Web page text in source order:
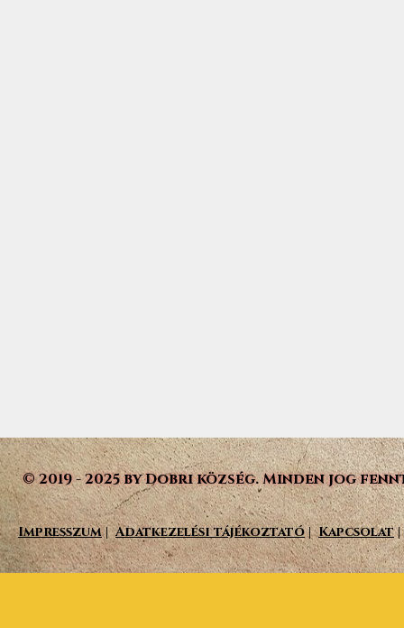
© 2019 - 2025 by Dobri község. Minden jog
Impresszum|Adatkezelési tájékoztató|Kapcsolat|